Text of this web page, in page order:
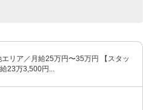
リア／月給25万円〜35万円 【スタッ
23万3,500円...